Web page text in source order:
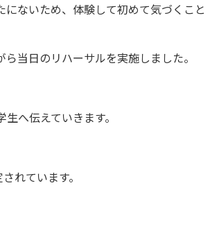
ないため、体験して初めて気づくこと
当日のリハーサルを実施しました。
へ伝えていきます。
れています。